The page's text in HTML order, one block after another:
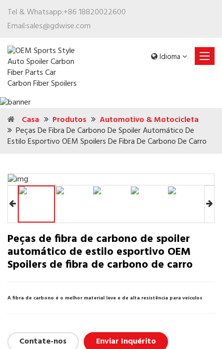
Tel & Whatsapp:+86 18820022600
Email:sales@gdwise.com
Idioma
Casa Produtos
Automotivo & Motocicleta
Peças De Fibra De Carbono De Spoiler Automático De
Estilo Esportivo OEM Spoilers De Fibra De Carbono De Carro
Peças de fibra de carbono de spoiler
automático de estilo esportivo OEM
Spoilers de fibra de carbono de carro
A fibra de carbono é o melhor material leve e de alta resistência para veículos
Contate-nos Enviar Inquérito